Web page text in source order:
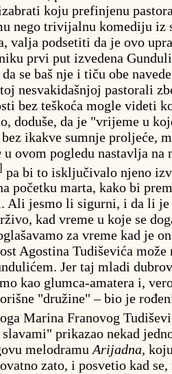
koju prefinjenu
nego trivijalnu komediju iz
valja podsetiti da je ovo
prvi put izvedena
se baš nje i tiču obe
nesvakidašnjoj pastorali
bez teškoća mogle videti
doduše, da je "vrijeme u
bez ikakve sumnje proljeće,
u ovom pogledu nastavlja na
pa bi to isključivalo njeno
početku marta, kako bi
Ali jesmo li sigurni, i da li je
kad vreme u koje se
za vreme kad je
Agostina Tudiševića može
Jer taj mladi
kao glumca-amatera i,
"družine" – bio je
Marina Franovog
prikazao nekad
melodramu Arijadna,
zato, i posvetio kad